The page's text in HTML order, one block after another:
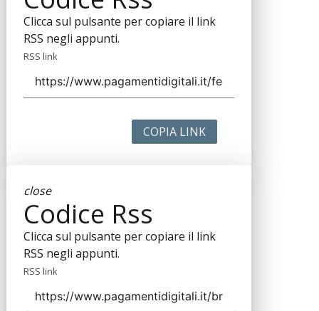
Clicca sul pulsante per copiare il link
RSS negli appunti.
RSS link
COPIA LINK
close
Codice Rss
Clicca sul pulsante per copiare il link
RSS negli appunti.
RSS link